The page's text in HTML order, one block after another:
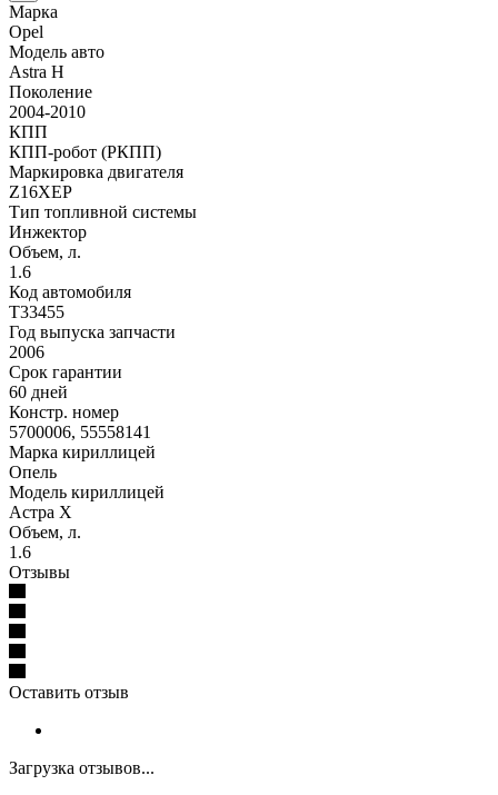
Марка
Opel
Модель авто
Astra H
Поколение
2004-2010
КПП
КПП-робот (РКПП)
Маркировка двигателя
Z16XEP
Тип топливной системы
Инжектор
Объем, л.
1.6
Код автомобиля
T33455
Год выпуска запчасти
2006
Срок гарантии
60 дней
Констр. номер
5700006, 55558141
Марка кириллицей
Опель
Модель кириллицей
Астра Х
Объем, л.
1.6
Отзывы
Оставить отзыв
Загрузка отзывов...